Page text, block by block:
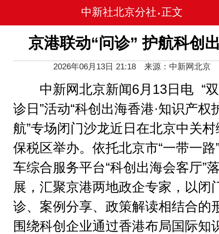
中新社北京分社 • 正文
京港联动“问诊” 护航科创
2026年06月13日 21:18 来源：中新网北京
中新网北京新闻6月13日电 “
诊日”活动“科创出海香港·知识产权
航”专场闭门沙龙近日在北京中关
保税区举办。依托北京市“一带一路
车综合服务平台“科创出海会客厅”
展，汇聚京港两地政企专家，以闭
诊、案例分享、政策解读相结合的
围绕科创企业通过香港布局国际知